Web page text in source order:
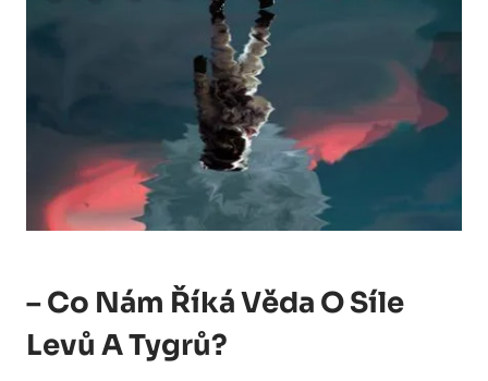
– Co Nám Říká Věda O Síle
Levů A Tygrů?